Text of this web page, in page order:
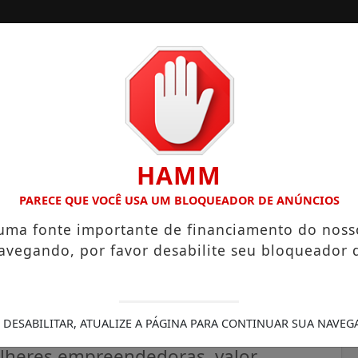
CAMPINAS LITORAL PAULISTA
UNE ALTA PRODUTIVIDADE E CHARME COLONIAL
a empreendedores
HAMM
PARECE QUE VOCÊ USA UM BLOQUEADOR DE ANÚNCIOS
fonte importante de financiamento do
por favor desabilite seu bloqueador
DESABILITAR, ATUALIZE A PÁGINA PARA CONTINUAR SUA